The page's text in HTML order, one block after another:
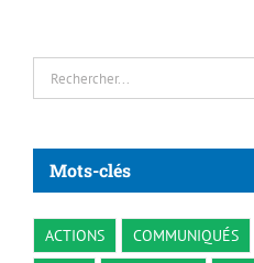
Rechercher:
Mots-clés
ACTIONS COMMUNIQUÉS